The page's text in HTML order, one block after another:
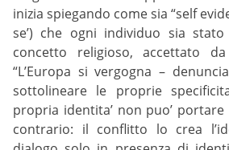
inizia spiegando come sia “self
se’) che ogni individuo sia
concetto religioso, accettato
“L’Europa si vergogna –
sottolineare le proprie
propria identita’ non puo’ portare
contrario: il conflitto lo crea